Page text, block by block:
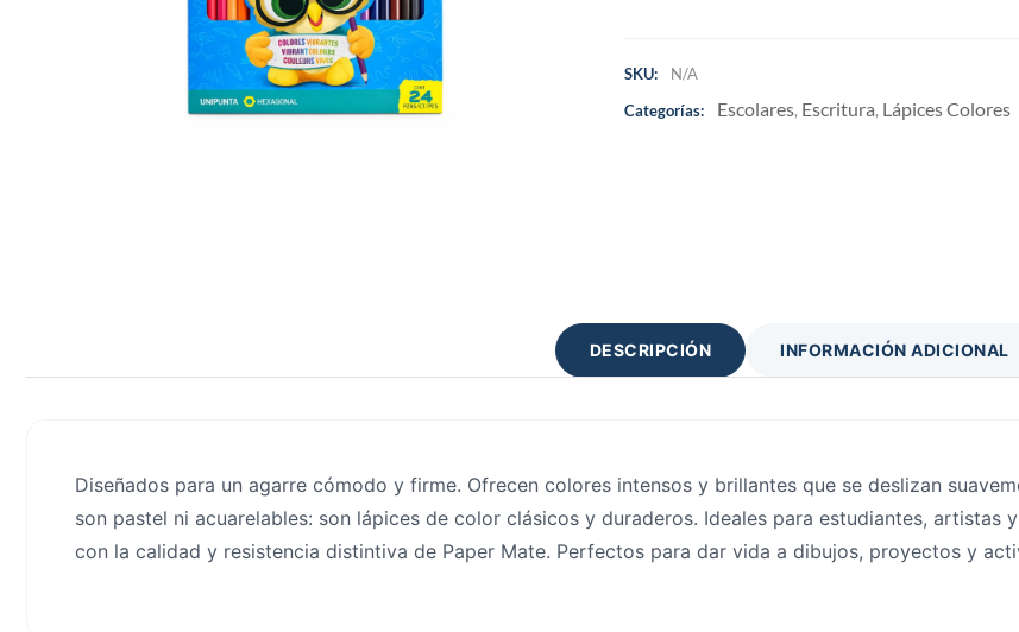
SKU:
N/A
Categorías:
Escolares, Escritura, Lápices Colores
DESCRIPCIÓN INFORMACIÓN ADICIONAL
Diseñados para un agarre cómodo y firme. Ofrecen colores intensos y brillantes que se deslizan
son pastel ni acuarelables: son lápices de color clásicos y duraderos. Ideales para estudiantes, artistas
con la calidad y resistencia distintiva de Paper Mate. Perfectos para dar vida a dibujos, proyectos y